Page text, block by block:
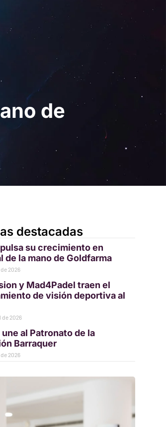
Solicita una
de
destacadas
su crecimiento en
de la mano de Goldfarma
de 2026
y Mad4Padel traen el
de visión deportiva al
de 2026
al Patronato de la
Barraquer
2026